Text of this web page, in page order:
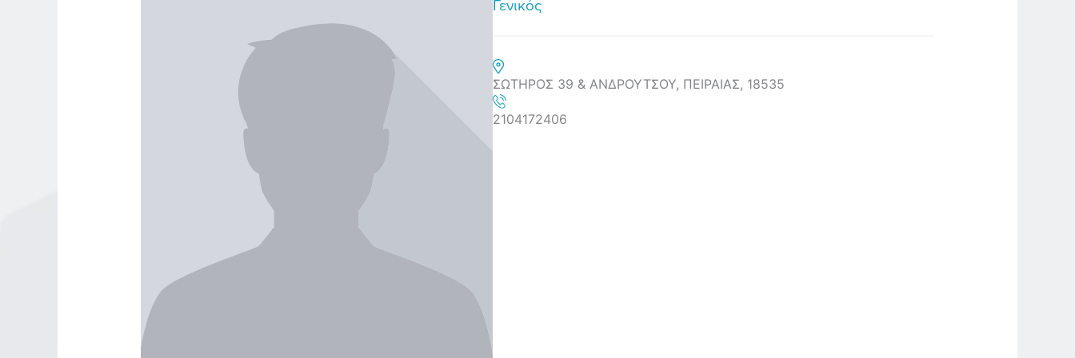
ΣΩΤΗΡΟΣ 39 & ΑΝΔΡΟΥΤΣΟΥ, ΠΕΙΡΑΙΑΣ, 18535
2104172406